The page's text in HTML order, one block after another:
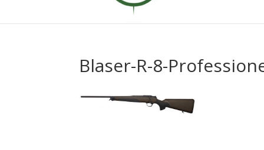
Blaser-R-8-